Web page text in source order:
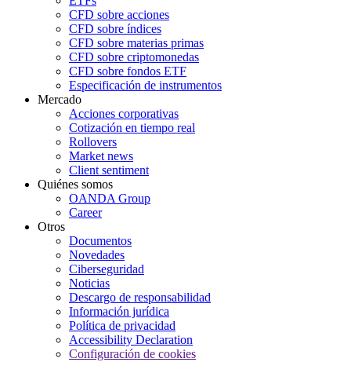
CFD sobre acciones
CFD sobre índices
CFD sobre materias primas
CFD sobre criptomonedas
CFD sobre fondos ETF
Especificación de instrumentos
Mercado
Acciones corporativas
Cotización en tiempo real
Rollovers
Market news
Client sentiment
Quiénes somos
OANDA Group
Career
Otros
Documentos
Novedades
Ciberseguridad
Noticias
Descargo de responsabilidad
Información jurídica
Política de privacidad
Accessibility Declaration
Configuración de cookies